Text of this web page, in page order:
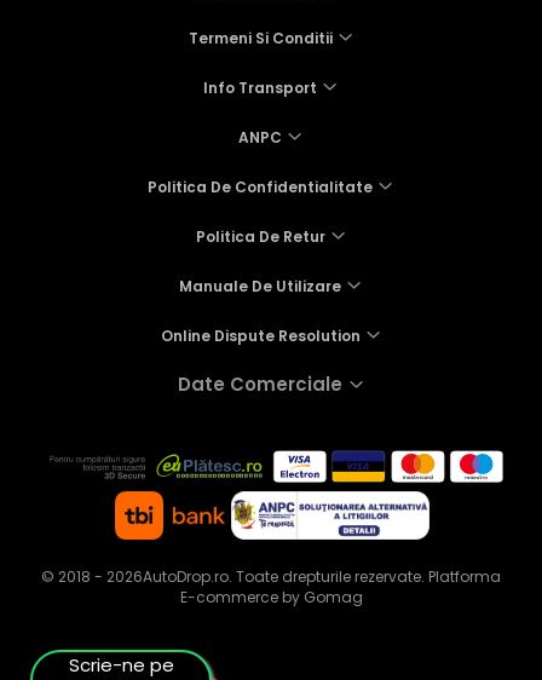
Termeni Si Conditii
Info Transport
ANPC
Politica De Confidentialitate
Politica De Retur
Manuale De Utilizare
Online Dispute Resolution
Date Comerciale
© 2018 - 2026AutoDrop.ro. Toate drepturile rezervate. Platforma
E-commerce by Gomag
Scrie-ne pe